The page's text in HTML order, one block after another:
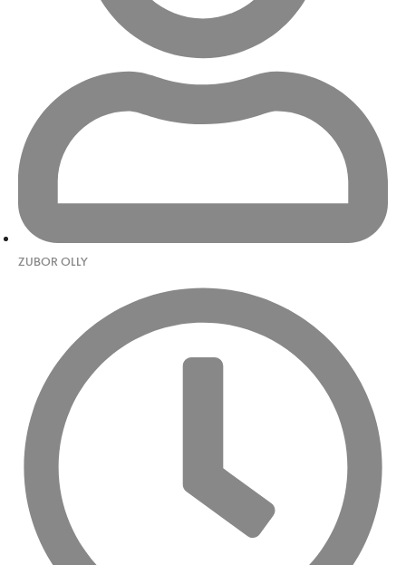
ZUBOR OLLY